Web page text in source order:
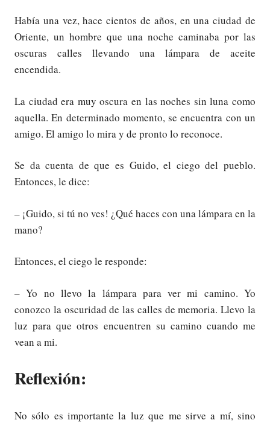
Había una vez, hace cientos de años, en una ciudad de
Oriente, un hombre que una noche caminaba por las
oscuras calles llevando una lámpara de aceite
encendida.
La ciudad era muy oscura en las noches sin luna como
aquella. En determinado momento, se encuentra con un
amigo. El amigo lo mira y de pronto lo reconoce.
Se da cuenta de que es Guido, el ciego del pueblo.
Entonces, le dice:
– ¡Guido, si tú no ves! ¿Qué haces con una lámpara en la
mano?
Entonces, el ciego le responde:
– Yo no llevo la lámpara para ver mi camino. Yo
conozco la oscuridad de las calles de memoria. Llevo la
luz para que otros encuentren su camino cuando me
vean a mi.
Reflexión:
No sólo es importante la luz que me sirve a mí, sino